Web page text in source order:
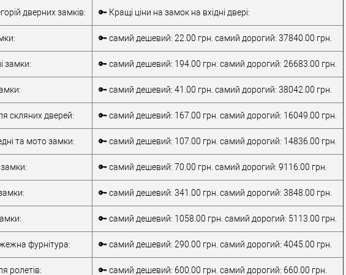
Врізний замок
Тип товару
Врізний замок
Матеріал дверей
Статус (гурт)
1В наявності
дверних замків: 🔑 Кращі ціни на замок на вхідні двері:
🔑 самий дешевий: 22.00 грн. самий дорогий: 37840.00 грн.
замки: 🔑 самий дешевий: 194.00 грн. самий дорогий: 26683.00 грн.
🔑 самий дешевий: 41.00 грн. самий дорогий: 38042.00 грн.
скляних дверей: 🔑 самий дешевий: 167.00 грн. самий дорогий: 16049.00 грн.
та мото замки: 🔑 самий дешевий: 107.00 грн. самий дорогий: 14836.00 грн.
🔑 самий дешевий: 70.00 грн. самий дорогий: 9116.00 грн.
🔑 самий дешевий: 341.00 грн. самий дорогий: 3848.00 грн.
🔑 самий дешевий: 1058.00 грн. самий дорогий: 5113.00 грн.
фурнітура: 🔑 самий дешевий: 290.00 грн. самий дорогий: 4045.00 грн.
ролетів: 🔑 самий дешевий: 600.00 грн. самий дорогий: 660.00 грн.